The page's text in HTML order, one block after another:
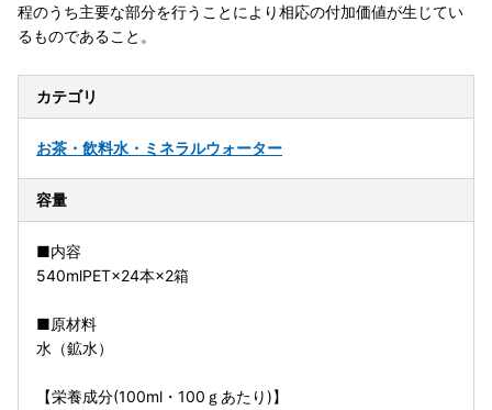
程のうち主要な部分を行うことにより相応の付加価値が生じてい
るものであること。
カテゴリ
お茶・飲料水・ミネラルウォーター
容量
■内容
540mlPET×24本×2箱
■原材料
水（鉱水）
【栄養成分(100ml・100ｇあたり)】